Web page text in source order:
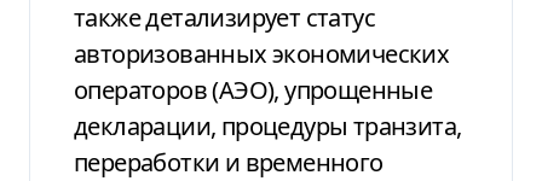
также детализирует статус
авторизованных экономических
операторов (АЭО), упрощенные
декларации, процедуры транзита,
переработки и временного